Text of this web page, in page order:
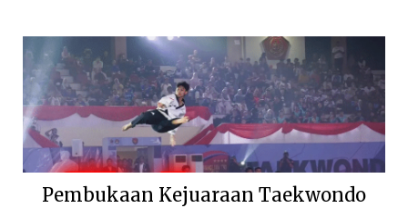
Pembukaan Kejuaraan Taekwondo